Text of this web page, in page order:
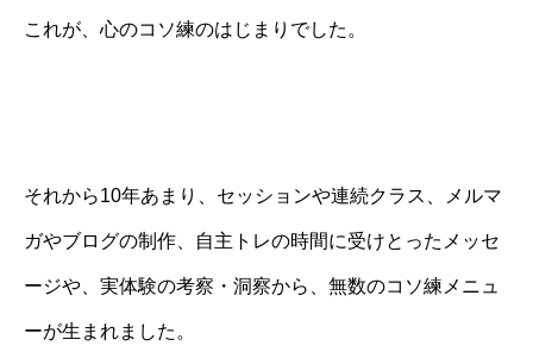
これが、心のコソ練のはじまりでした。
それから10年あまり、セッションや連続クラス、メルマ
ガやブログの制作、自主トレの時間に受けとったメッセ
ージや、実体験の考察・洞察から、無数のコソ練メニュ
ーが生まれました。